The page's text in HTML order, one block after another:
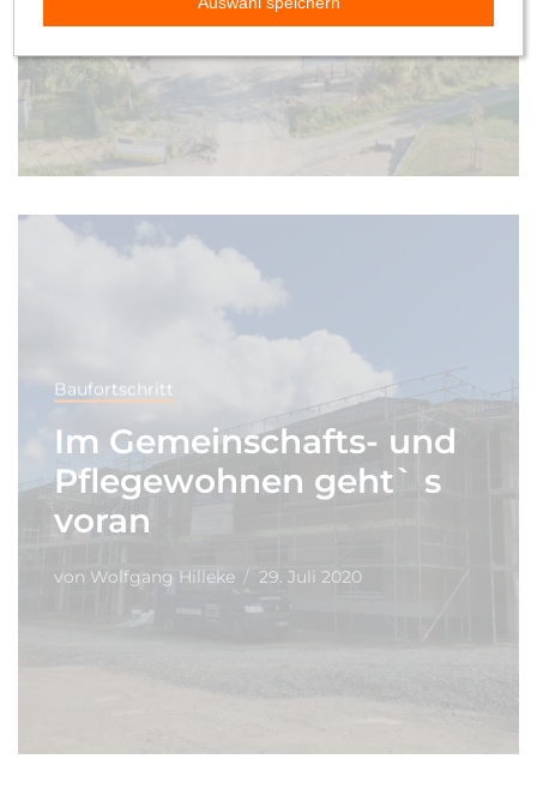
Baufortschritt
Im Gemeinschafts- und
Pflegewohnen geht` s
voran
von Wolfgang Hilleke 29. Juli 2020